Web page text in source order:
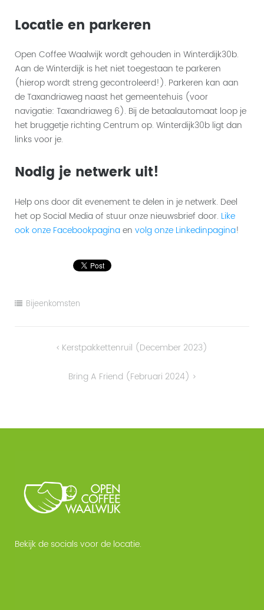
Locatie en parkeren
Open Coffee Waalwijk wordt gehouden in Winterdijk30b.
Aan de Winterdijk is het niet toegestaan te parkeren
(hierop wordt streng gecontroleerd!). Parkeren kan aan
de Taxandriaweg naast het gemeentehuis (voor
navigatie: Taxandriaweg 6). Bij de betaalautomaat loop je
het bruggetje richting Centrum op. Winterdijk30b ligt dan
links voor je.
Nodig je netwerk uit!
Help ons door dit evenement te delen in je netwerk. Deel
het op Social Media of stuur onze nieuwsbrief door. Like
ook onze Facebookpaginaen volg onze Linkedinpagina!
Bijeenkomsten
Bericht
navigatie
Kerstpakkettenruil (december 2023)
Bring A Friend (februari 2024)
Bekijk de socials voor de locatie.